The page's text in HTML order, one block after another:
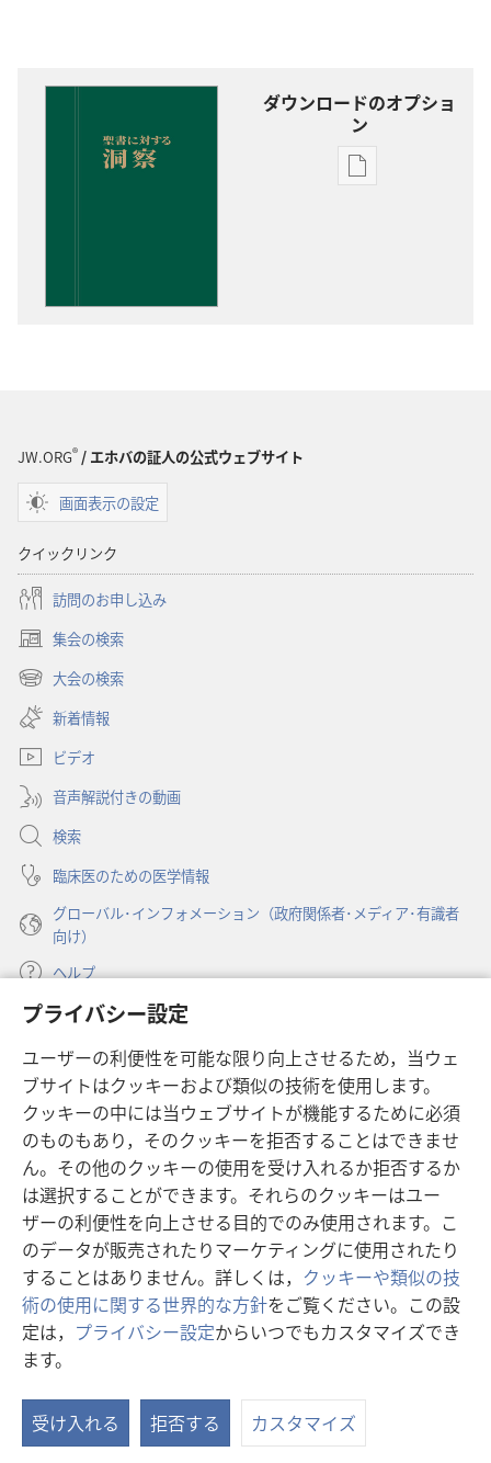
プライバシー設定
ユーザーの利便性を可能な限り向上させるため，当ウェ
ブサイトはクッキーおよび類似の技術を使用します。
クッキーの中には当ウェブサイトが機能するために必須
のものもあり，そのクッキーを拒否することはできませ
ん。その他のクッキーの使用を受け入れるか拒否するか
は選択することができます。それらのクッキーはユー
ザーの利便性を向上させる目的でのみ使用されます。こ
のデータが販売されたりマーケティングに使用されたり
することはありません。詳しくは， クッキーや類似の技
術の使用に関する世界的な方針をご覧ください。この設
定は， プライバシー設定からいつでもカスタマイズでき
ます。
受け入れる 拒否する カスタマイズ
ダウンロードのオプショ
ン
出
JW.ORG®/ エホバの証人の公式ウェブサイト
画面表示の設定
クイックリンク
訪問のお申し込み
集会の検索
（新
し
タ
で
開
く）
大会の検索
（新
し
い
タ
ブ
で
開
く）
新着情報
ビデオ
音声解説付きの動画
検索
臨床医のための医学情報
グローバル･インフォメーション（政府関係者･メディア･有識者
向け）
ヘルプ
寄付
し
い
タ
ブ
で
開
く）
ものみの塔 オンライン・ライブラリー
（新
し
い
タ
ブ
で
開
く）
JW Hub ®
（新
し
い
タ
ブ
で
開
く）
JW Library ®
Watchtower Library®
Copyright
利用規約